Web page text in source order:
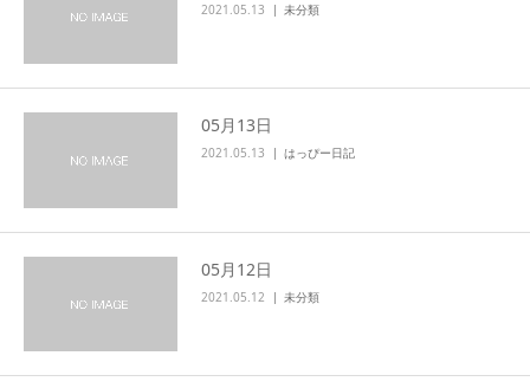
2021.05.13 未分類
05月13日
2021.05.13 はっぴー日記
05月12日
2021.05.12 未分類